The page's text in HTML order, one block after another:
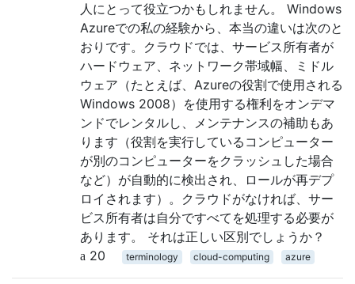
人にとって役立つかもしれません。 Windows
Azureでの私の経験から、本当の違いは次のと
おりです。クラウドでは、サービス所有者が
ハードウェア、ネットワーク帯域幅、ミドル
ウェア（たとえば、Azureの役割で使用される
Windows 2008）を使用する権利をオンデマ
ンドでレンタルし、メンテナンスの補助もあ
ります（役割を実行しているコンピューター
が別のコンピューターをクラッシュした場合
など）が自動的に検出され、ロールが再デプ
ロイされます）。クラウドがなければ、サー
ビス所有者は自分ですべてを処理する必要が
あります。 それは正しい区別でしょうか？
20
terminology cloud-computing azure